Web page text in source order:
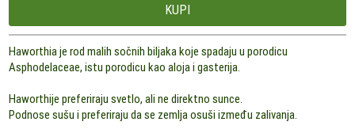
KUPI
Haworthia je rod malih sočnih biljaka koje spadaju u porodicu
Asphodelaceae, istu porodicu kao aloja i gasterija.
Haworthije preferiraju svetlo, ali ne direktno sunce.
Podnose sušu i preferiraju da se zemlja osuši između zalivanja.